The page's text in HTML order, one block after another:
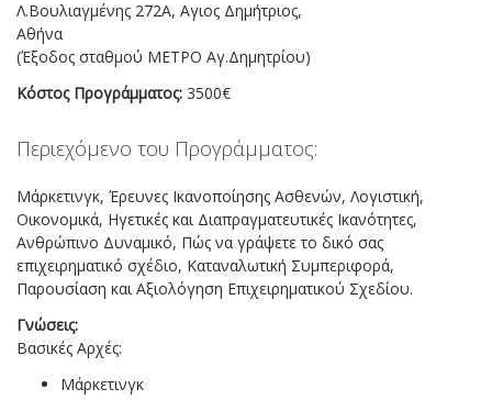
Λ.Βουλιαγμένης 272Α, Αγιος Δημήτριος,
Αθήνα
(Έξοδος σταθμού ΜΕΤΡΟ Αγ.Δημητρίου)
Κόστος Προγράμματος: 3500€
Περιεχόμενο του Προγράμματος:
Μάρκετινγκ, Έρευνες Ικανοποίησης Ασθενών, Λογιστική,
Οικονομικά, Ηγετικές και Διαπραγματευτικές Ικανότητες,
Ανθρώπινο Δυναμικό, Πώς να γράψετε το δικό σας
επιχειρηματικό σχέδιο, Καταναλωτική Συμπεριφορά,
Παρουσίαση και Αξιολόγηση Επιχειρηματικού Σχεδίου.
Γνώσεις:
Βασικές Αρχές:
Μάρκετινγκ